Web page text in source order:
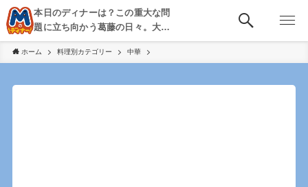
本日のディナーは？この重大な問
題に立ち向かう葛藤の日々。大
阪・京都・神戸を中心とした食べ
歩き、飲み歩きを綴る。
ホーム 料理別カテゴリー 中華